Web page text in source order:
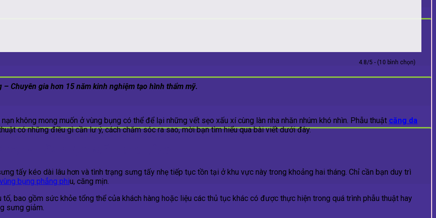
4.8/5 - (10 bình chọn)
Chuyên gia hơn 15 năm kinh nghiệm tạo hình thẩm mỹ.
không mong muốn ở vùng bụng có thể để lại những vết sẹo xấu xí cùng làn nha nhăn nhúm khó nhìn. Phẫu thuật căng da
có những điều gì cần lư ý, cách chăm sóc ra sao, mời bạn tìm hiểu qua bài viết dưới đây.
GIAN HỒI PHỤC MẤT BAO LÂU?
tấy kéo dài lâu hơn và tình trạng sưng tấy nhẹ tiếp tục tồn tại ở khu vực này trong khoảng hai tháng. Chỉ cần bạn duy trì
vùng bụng phẳng phiu, căng mịn.
bao gồm sức khỏe tổng thể của khách hàng hoặc liệu các thủ tục khác có được thực hiện trong quá trình phẫu thuật hay
sưng giảm.